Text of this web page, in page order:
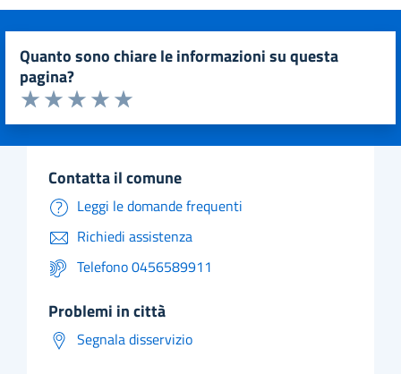
quanto sono chiare le informazioni su questa
pagina?
Valuta da 1 a 5 stelle la pagina
Valuta 5 stelle su 5
Valuta 4 stelle su 5
Valuta 3 stelle su 5
Valuta 2 stelle su 5
Valuta 1 stelle su 5
contatta il comune
Leggi le domande frequenti
Richiedi assistenza
Telefono 0456589911
problemi in città
Segnala disservizio